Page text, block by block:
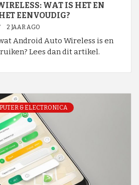
WAT IS HET EN
EENVOUDIG?
2 JAAR AGO
Android Auto Wireless is en
Lees dan dit artikel.
& ELECTRONICA